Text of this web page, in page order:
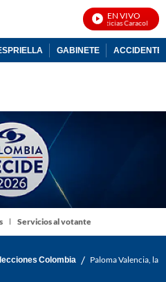
EN VIVO
Noticias Caracol En
GABINETE ACCIDENTE
Servicios al votante
Colombia / Paloma Valencia, la